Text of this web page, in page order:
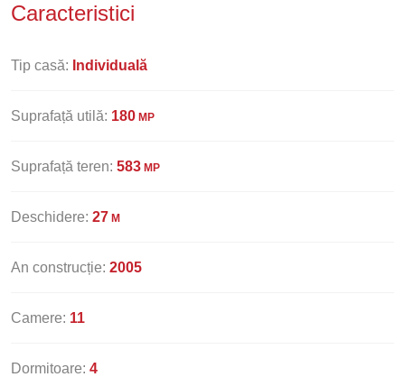
Caracteristici
Tip casă: Individuală
Suprafață utilă: 180 MP
Suprafață teren: 583 MP
Deschidere: 27 M
An construcție: 2005
Camere: 11
Dormitoare: 4